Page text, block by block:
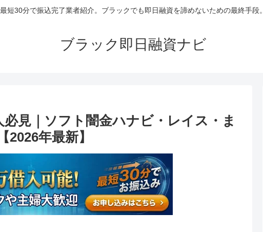
最短30分で振込完了業者紹介。ブラックでも即日融資を諦めないための最終手段。
ブラック即日融資ナビ
見｜ソフト闇金ハナビ・レイス・ま
年最新】